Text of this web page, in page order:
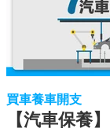
買車養車開支
【汽車保養